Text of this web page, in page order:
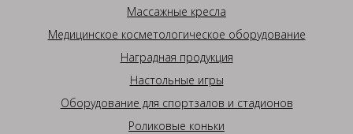
Массажные кресла
Медицинское косметологическое оборудование
Наградная продукция
Настольные игры
Оборудование для спортзалов и стадионов
Роликовые коньки